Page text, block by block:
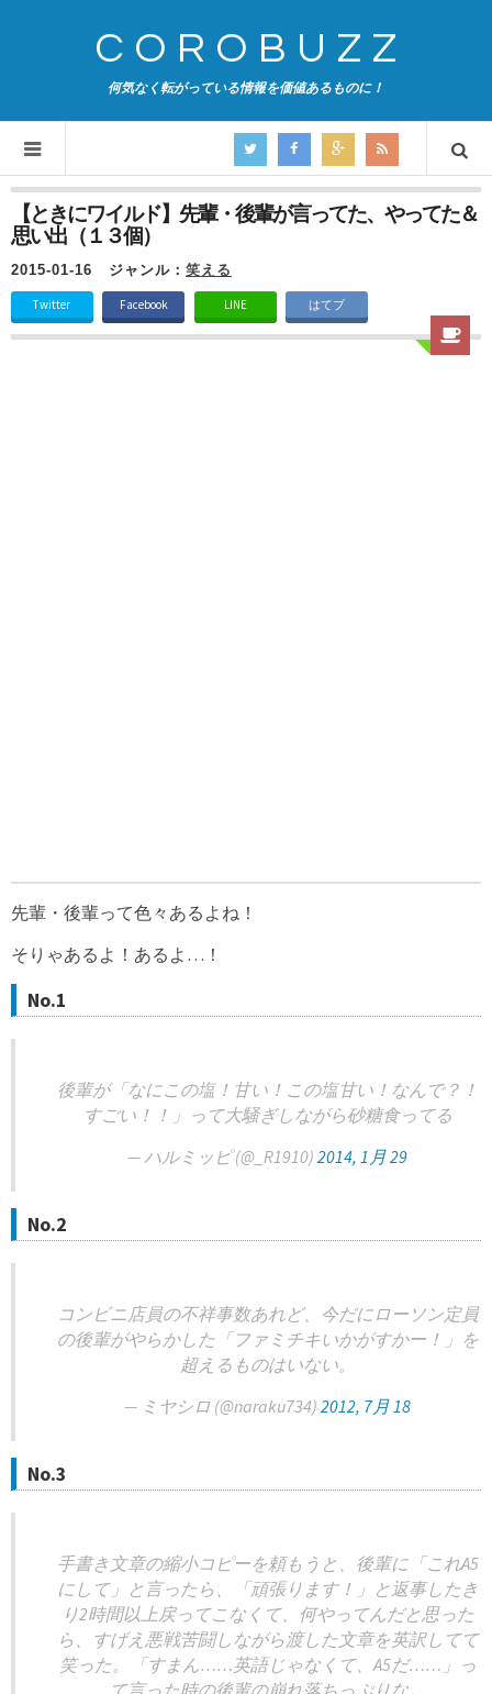
COROBUZZ
何気なく転がっている情報を価値あるものに！
【ときにワイルド】先輩・後輩が言ってた、やってた＆
思い出（１３個）
2015-01-16 ジャンル： 笑える
Twitter Facebook LINE はてブ
先輩・後輩って色々あるよね！
そりゃあるよ！あるよ…！
No.1
後輩が「なにこの塩！甘い！この塩甘い！なんで？！
すごい！！」って大騒ぎしながら砂糖食ってる
— ハルミッピ (@_R1910) 2014, 1月 29
No.2
コンビニ店員の不祥事数あれど、今だにローソン定員
の後輩がやらかした「ファミチキいかがすかー！」を
超えるものはいない。
— ミヤシロ (@naraku734) 2012, 7月 18
No.3
手書き文章の縮小コピーを頼もうと、後輩に「これA5
にして」と言ったら、「頑張ります！」と返事したき
り2時間以上戻ってこなくて、何やってんだと思った
ら、すげえ悪戦苦闘しながら渡した文章を英訳してて
笑った。「すまん……英語じゃなくて、A5だ……」っ